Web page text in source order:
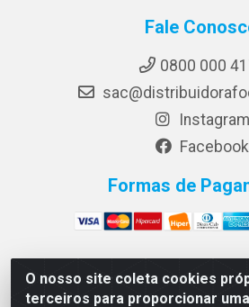
O nosso site coleta cookies
terceiros para proporcionar
Fale
0800 000
Instagram
Facebook
Formas de
Focus Distribuidora LTDA - Rua